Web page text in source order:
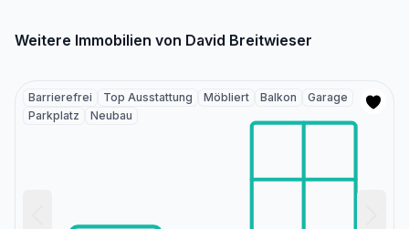
Weitere Immobilien von David Breitwieser
Barrierefrei Top Ausstattung Möbliert Balkon
Garage
Parkplatz
Neubau